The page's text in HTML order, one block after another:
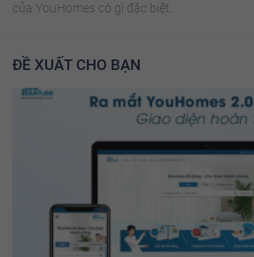
của YouHomes có gì đặc biệt.
ĐỀ XUẤT CHO BẠN